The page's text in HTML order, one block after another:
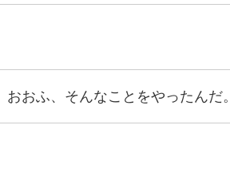
おおふ、そんなことをやったんだ。